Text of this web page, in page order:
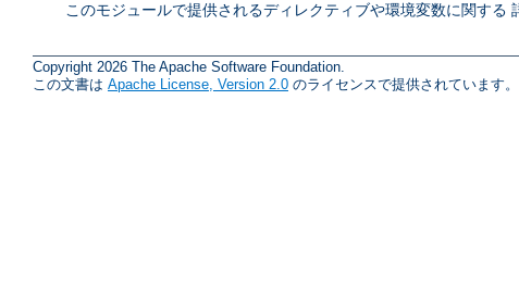
このモジュールで提供されるディレクティブや環境変数に関する
Copyright 2026 The Apache Software Foundation.
この文書は Apache License, Version 2.0 のライセンスで提供されています